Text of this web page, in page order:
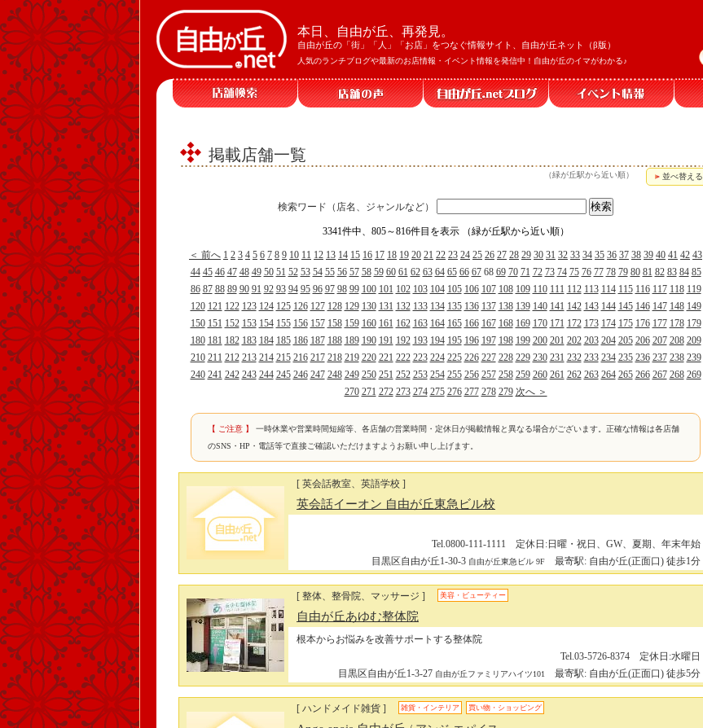
本日、自由が丘、再発見。
自由が丘の「街」「人」「お店」をつなぐ情報サイト、自由が丘ネット（β版）
人気のランチブログや最新のお店情報・イベント情報を発信中！自由が丘のイマがわかる♪
掲載店舗一覧
並べ替える
（緑が丘駅から近い順）
検索ワード（店名、ジャンルなど）
3341件中、805～816件目を表示 （緑が丘駅から近い順）
＜ 前へ 1 2 3 4 5 6 7 8 9 10 11 12 13 14 15 16 17 18 19 20 21 22 23 24 25 26 27 28 29 30 31 32 33 34 35 36 37 38 39 40 41 42 43
44 45 46 47 48 49 50 51 52 53 54 55 56 57 58 59 60 61 62 63 64 65 66 67 68 69 70 71 72 73 74 75 76 77 78 79 80 81 82 83 84 85
86 87 88 89 90 91 92 93 94 95 96 97 98 99 100 101 102 103 104 105 106 107 108 109 110 111 112 113 114 115 116 117 118 119
120 121 122 123 124 125 126 127 128 129 130 131 132 133 134 135 136 137 138 139 140 141 142 143 144 145 146 147 148 149
150 151 152 153 154 155 156 157 158 159 160 161 162 163 164 165 166 167 168 169 170 171 172 173 174 175 176 177 178 179
180 181 182 183 184 185 186 187 188 189 190 191 192 193 194 195 196 197 198 199 200 201 202 203 204 205 206 207 208 209
210 211 212 213 214 215 216 217 218 219 220 221 222 223 224 225 226 227 228 229 230 231 232 233 234 235 236 237 238 239
240 241 242 243 244 245 246 247 248 249 250 251 252 253 254 255 256 257 258 259 260 261 262 263 264 265 266 267 268 269
270 271 272 273 274 275 276 277 278 279 次へ ＞
【 ご注意 】
一時休業や営業時間短縮等、各店舗の営業時間・定休日が掲載情報と異なる場合がございます。正確な情報は各店舗
のSNS・HP・電話等で直接ご確認いただけますようお願い申し上げます。
[ 英会話教室、英語学校 ]
英会話イーオン 自由が丘東急ビル校
Tel.0800-111-1111 定休日:日曜・祝日、GW、夏期、年末年始
目黒区自由が丘1-30-3 自由が丘東急ビル 9F 最寄駅: 自由が丘(正面口) 徒歩1分
[ 整体、整骨院、マッサージ ] 美容・ビューティー
自由が丘あゆむ整体院
根本からお悩みを改善サポートする整体院
Tel.03-5726-8374 定休日:水曜日
目黒区自由が丘1-3-27 自由が丘ファミリアハイツ101 最寄駅: 自由が丘(正面口) 徒歩5分
[ ハンドメイド雑貨 ] 雑貨・インテリア 買い物・ショッピング